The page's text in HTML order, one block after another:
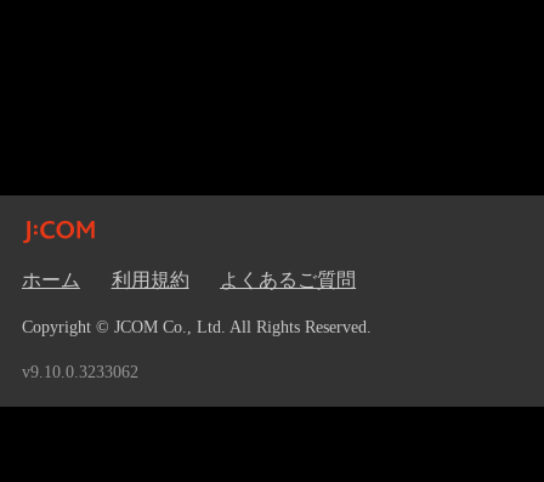
ホーム 利用規約 よくあるご質問
Copyright © JCOM Co., Ltd. All Rights Reserved.
v9.10.0.3233062